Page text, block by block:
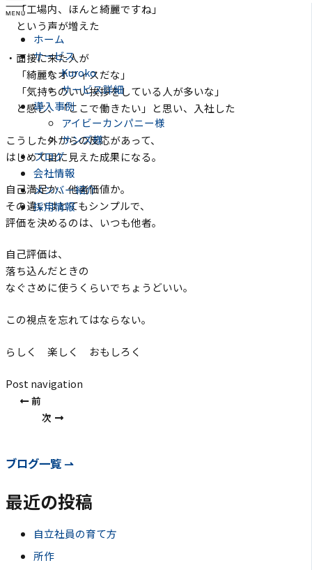
ホーム
サービス
Kuroko
サービス詳細
導入事例
アイビーカンパニー様
サンズ様
ブログ
会社情報
メンバー紹介
採用情報
「工場内、ほんと綺麗ですね」
という声が増えた
・面接に来た人が
「綺麗なオフィスだな」
「気持ちのいい挨拶をしている人が多いな」
と感じ、「ここで働きたい」と思い、入社した
こうした外からの反応があって、
はじめて目に見えた成果になる。
自己満足か、他者価値か。
その違いはとてもシンプルで、
評価を決めるのは、いつも他者。
自己評価は、
落ち込んだときの
なぐさめに使うくらいでちょうどいい。
この視点を忘れてはならない。
らしく 楽しく おもしろく
Post navigation
前
次
ブログ一覧 ⇀
最近の投稿
自立社員の育て方
所作